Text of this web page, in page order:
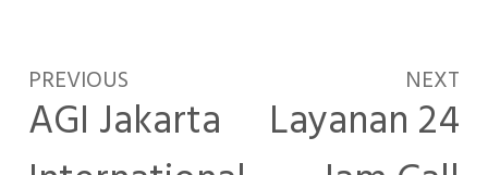
PREVIOUS
AGI Jakarta
NEXT
Layanan 24